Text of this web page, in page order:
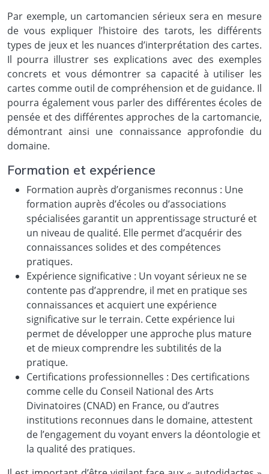
Par exemple, un cartomancien sérieux sera en mesure
de vous expliquer l’histoire des tarots, les différents
types de jeux et les nuances d’interprétation des cartes.
Il pourra illustrer ses explications avec des exemples
concrets et vous démontrer sa capacité à utiliser les
cartes comme outil de compréhension et de guidance. Il
pourra également vous parler des différentes écoles de
pensée et des différentes approches de la cartomancie,
démontrant ainsi une connaissance approfondie du
domaine.
Formation et expérience
Formation auprès d’organismes reconnus : Une
formation auprès d’écoles ou d’associations
spécialisées garantit un apprentissage structuré et
un niveau de qualité. Elle permet d’acquérir des
connaissances solides et des compétences
pratiques.
Expérience significative : Un voyant sérieux ne se
contente pas d’apprendre, il met en pratique ses
connaissances et acquiert une expérience
significative sur le terrain. Cette expérience lui
permet de développer une approche plus mature
et de mieux comprendre les subtilités de la
pratique.
Certifications professionnelles : Des certifications
comme celle du Conseil National des Arts
Divinatoires (CNAD) en France, ou d’autres
institutions reconnues dans le domaine, attestent
de l’engagement du voyant envers la déontologie et
la qualité des pratiques.